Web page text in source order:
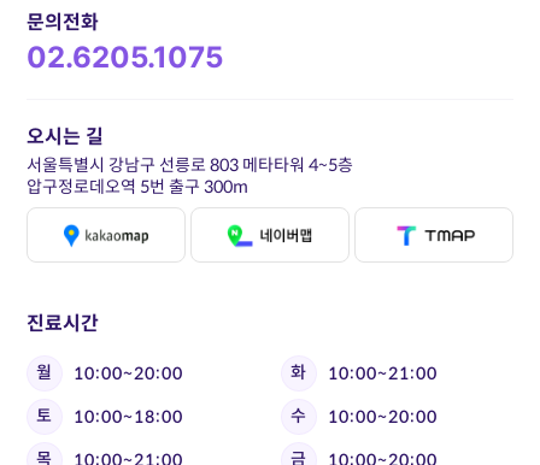
문의전화
02.6205.1075
진료시간
월 10:00~20:00 화
10:00~21:00
토
10:00~18:00 수
10:00~20:00
목
10:00~21:00 금 10:00~20:00
오시는 길
서울특별시 강남구 선릉로 803 메타타워 4~5층
압구정로데오역 5번 출구 300m